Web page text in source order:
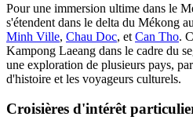
Pour une immersion ultime dans le
s'étendent dans le delta du Mékong au
Minh Ville, Chau Doc, et Can Tho.
Kampong Laeang dans le cadre du
une exploration de plusieurs pays,
d'histoire et les voyageurs culturels.
Croisières d'intérêt